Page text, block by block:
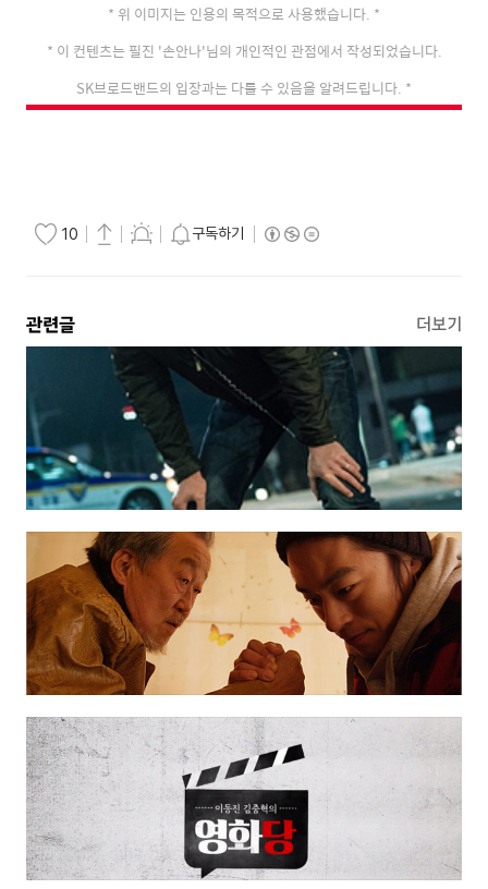
* 위 이미지는 인용의 목적으로 사용했습니다. *
* 이 컨텐츠는 필진 '손안나'님의 개인적인 관점에서 작성되었습니다.
SK브로드밴드의 입장과는 다를 수 있음을 알려드립니다. *
10 구독하기
관련글 더보기